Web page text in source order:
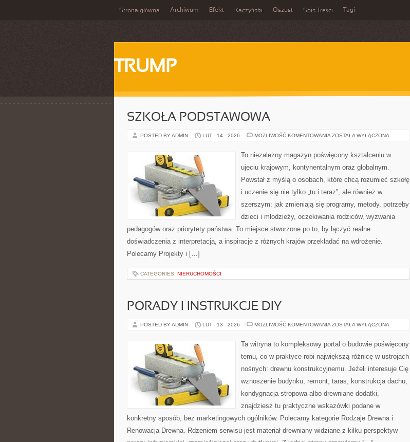
Strona główna Archiwum Efekt Kaczyński Oszust Spis Treści Tagi
TRUMP
SZKOŁA PODSTAWOWA
POSTED BY ADMIN LUT - 14 - 2026 MOŻLIWOŚĆ KOMENTOWANIA SZKOŁA
ZOSTAŁA WYŁĄCZONA
To niezależny magazyn poświęcony kształceniu w
ujęciu krajowym, kontynentalnym oraz globalnym.
Powstał z myślą o osobach, które chcą rozumieć szkołę
i uczenie się nie tylko „tu i teraz”, ale również w
szerszym: jak zmieniają się programy, metody, potrzeby
dzieci i młodzieży, oczekiwania rodziców, wyzwania
pedagogów oraz priorytety państwa. To miejsce stworzone po to, by łączyć realne
doświadczenia z interpretacją, a inspiracje z różnych krajów przekładać na wdrożenie.
Polecamy Projekty i […]
CATEGORIES: NIERUCHOMOŚCI
PORADY I INSTRUKCJE DIY
POSTED BY ADMIN LUT - 13 - 2026 MOŻLIWOŚĆ KOMENTOWANIA PORADY
DIY
ZOSTAŁA WYŁĄCZONA
Ta witryna to kompleksowy portal o budowie poświęcony
temu, co w praktyce robi największą różnicę w ustrojach
nośnych: drewnu konstrukcyjnemu. Jeżeli interesuje Cię
wznoszenie budynku, remont, taras, konstrukcja dachu,
kondygnacja stropowa albo drewniane dodatki,
znajdziesz tu praktyczne wskazówki podane w
konkretny sposób, bez marketingowych ogólników. Polecamy kategorie Rodzaje Drewna i
Renowacja Drewna. Rdzeniem serwisu jest materiał drewniany widziane z kilku perspektyw